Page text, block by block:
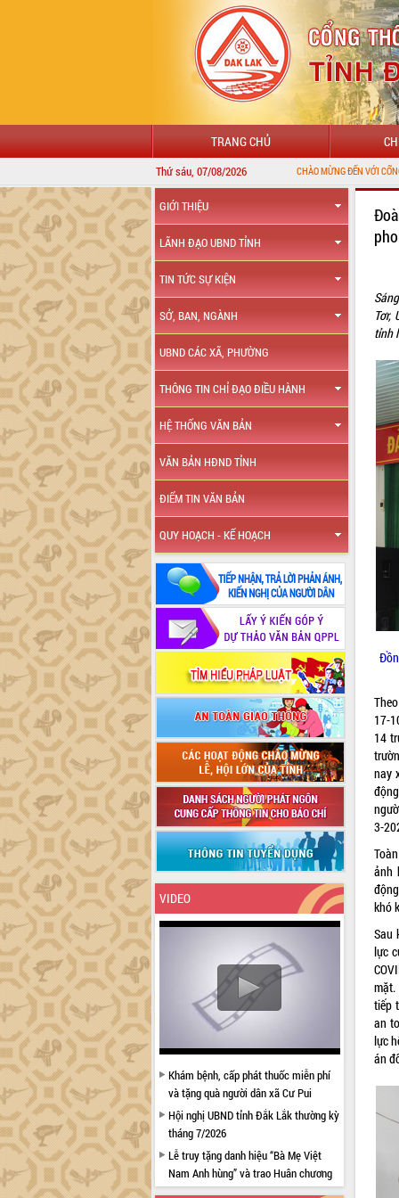
TRANG CHỦ
Thứ sáu, 07/08/2026
GIỚI THIỆU
LÃNH ĐẠO UBND TỈNH
TIN TỨC SỰ KIỆN
SỞ, BAN, NGÀNH
UBND CÁC XÃ, PHƯỜNG
THÔNG TIN CHỈ ĐẠO ĐIỀU HÀNH
HỆ THỐNG VĂN BẢN
VĂN BẢN HĐND TỈNH
ĐIỂM TIN VĂN BẢN
QUY HOẠCH - KẾ HOẠCH
VIDEO
Khám bệnh, cấp phát thuốc miễn phí
và tặng quà người dân xã Cư Pui
Hội nghị UBND tỉnh Đắk Lắk thường kỳ
tháng 7/2026
Lễ truy tặng danh hiệu “Bà Mẹ Việt
Nam Anh hùng” và trao Huân chương
Lao động
Tơr,
tỉnh
17-
14
nay
3-
ảnh
khó
Sau
lực
tiếp
an
lực
án